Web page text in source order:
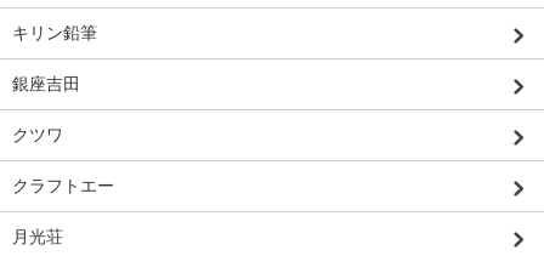
キリン鉛筆
銀座吉田
クツワ
クラフトエー
月光荘